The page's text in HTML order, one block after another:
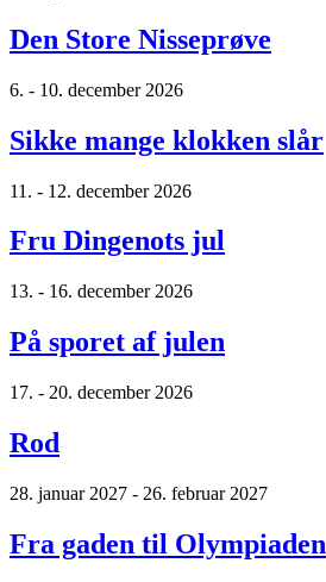
Den Store Nisseprøve
6. - 10. december 2026
Sikke mange klokken slår
11. - 12. december 2026
Fru Dingenots jul
13. - 16. december 2026
På sporet af julen
17. - 20. december 2026
Rod
28. januar 2027 - 26. februar 2027
Fra gaden til Olympiaden